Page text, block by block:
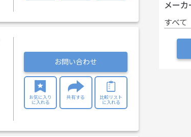
お問い合わせ
お気に入り
に入れる
共有する
比較リスト
に入れる
メーカ
すべて